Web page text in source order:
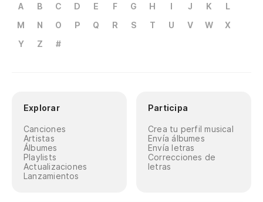
A B C D E F G H I J K
L
M
N O P Q R S T U V W
X
Y
Z #
Explorar
Canciones
Artistas
Álbumes
Playlists
Actualizaciones
Lanzamientos
Participa
Crea tu perfil musical
Envía álbumes
Envía letras
Correcciones de
letras